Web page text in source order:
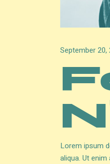
September 20,
Lorem ipsum
aliqua. Ut